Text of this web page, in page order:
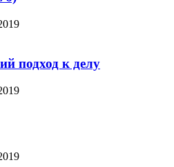
подход к делу